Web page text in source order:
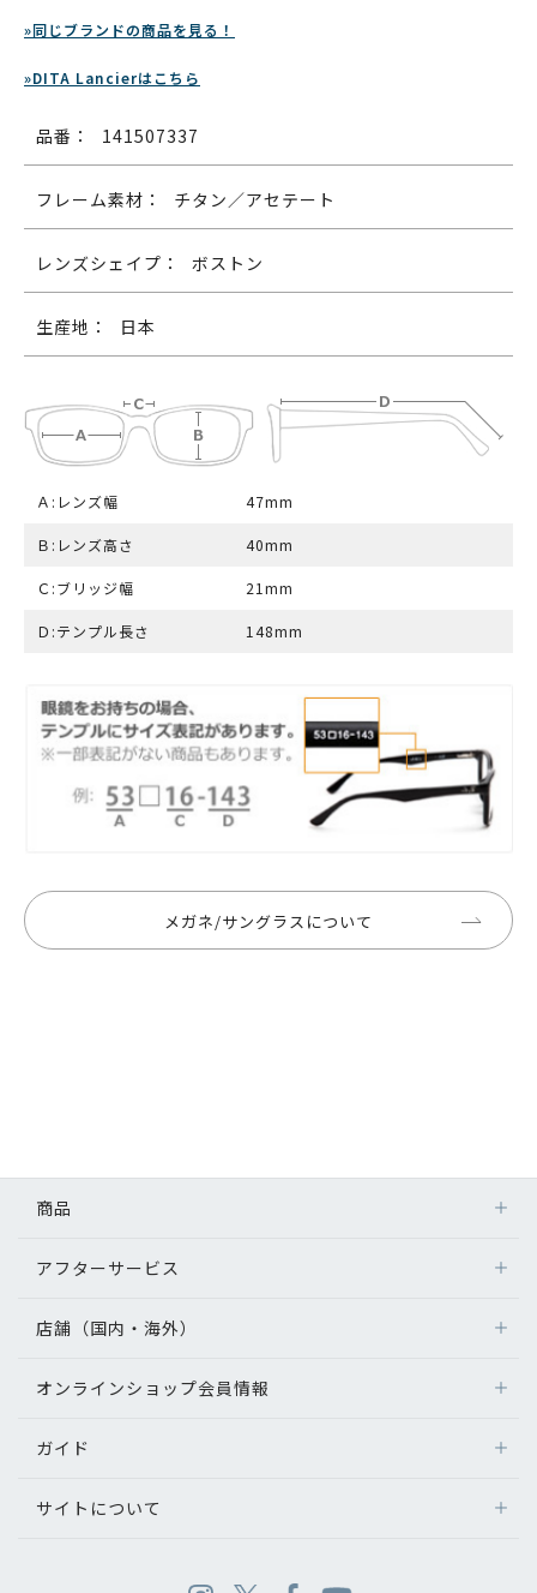
»同じブランドの商品を見る！
»DITA Lancierはこちら
品番： 141507337
フレーム素材： チタン／アセテート
レンズシェイプ： ボストン
生産地： 日本
Ａ:レンズ幅 47mm
Ｂ:レンズ高さ 40mm
Ｃ:ブリッジ幅 21mm
Ｄ:テンプル長さ 148mm
メガネ/サングラスについて
商品
アフターサービス
店舗（国内・海外）
オンラインショップ会員情報
ガイド
サイトについて